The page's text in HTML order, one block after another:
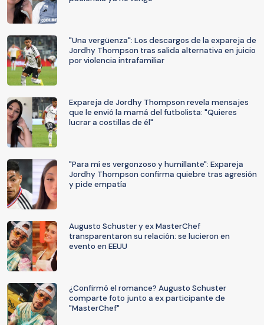
"Una vergüenza": Los descargos de la expareja de
Jordhy Thompson tras salida alternativa en juicio
por violencia intrafamiliar
Expareja de Jordhy Thompson revela mensajes
que le envió la mamá del futbolista: "Quieres
lucrar a costillas de él"
"Para mí es vergonzoso y humillante": Expareja
Jordhy Thompson confirma quiebre tras agresión
y pide empatía
Augusto Schuster y ex MasterChef
transparentaron su relación: se lucieron en
evento en EEUU
¿Confirmó el romance? Augusto Schuster
comparte foto junto a ex participante de
"MasterChef"